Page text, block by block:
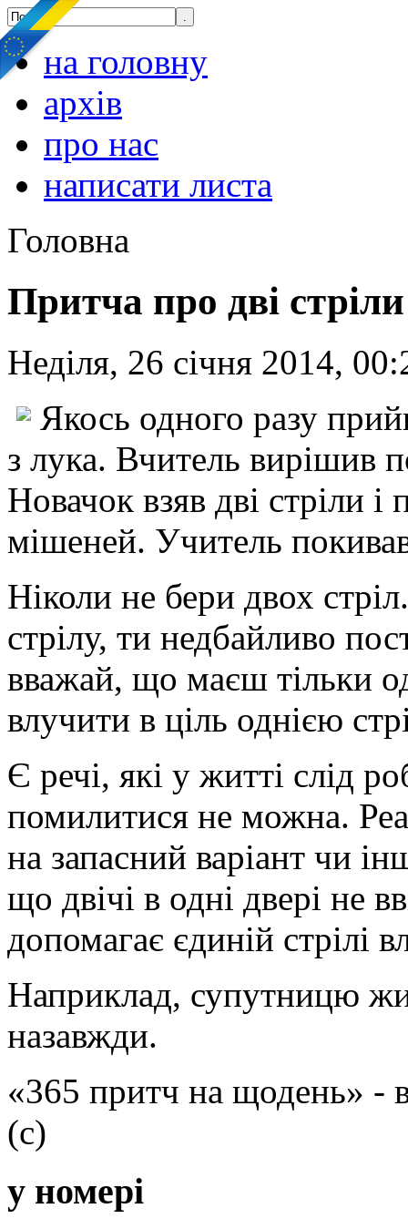
на головну
архів
про нас
написати листа
Головна
Притча про дві
Неділя, 26 січня 2014,
Якось одного разу
з лука. Вчитель вирішив
Новачок взяв дві стріли
мішеней. Учитель
Ніколи не бери двох
стрілу, ти недбайливо
вважай, що маєш тільки
влучити в ціль однією
Є речі, які у житті слід
помилитися не можна.
на запасний варіант чи
що двічі в одні двері не
допомагає єдиній стрілі
Наприклад, супутницю
назавжди.
«365 притч на щодень» -
(с)
у номері